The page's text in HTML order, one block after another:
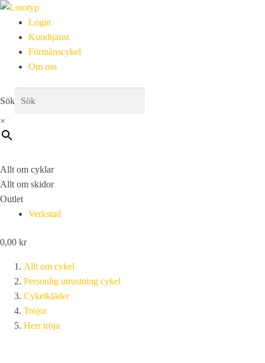
Login
Kundtjänst
Förmånscykel
Om oss
Sök
×
Allt om cyklar
Allt om skidor
Outlet
Verkstad
0,00 kr
Allt om cykel
Personlig utrustning cykel
Cykelkläder
Tröjor
Herr tröja